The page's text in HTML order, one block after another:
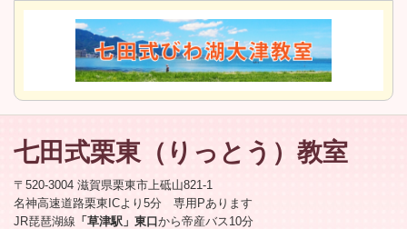
七田式栗東 （りっとう） 教室
〒520-3004 滋賀県栗東市上砥山821-1
名神高速道路栗東ICより5分 専用Pあります
JR琵琶湖線 「草津駅」東口から帝産バス10分